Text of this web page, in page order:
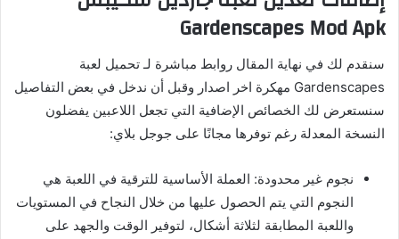
Gardenscapes Mod Apk
سنقدم لك في نهاية المقال روابط مباشرة لـ تحميل لعبة
Gardenscapes مهكرة اخر اصدار وقبل أن ندخل في بعض التفاصيل
سنستعرض لك الخصائص الإضافية التي تجعل اللاعبين يفضلون
النسخة المعدلة رغم توفرها مجانًا على جوجل بلاي:
نجوم غير محدودة: العملة الأساسية للترقية في اللعبة هي
النجوم التي يتم الحصول عليها من خلال النجاح في المستويات
واللعبة المطابقة لثلاثة أشكال، لتوفير الوقت والجهد على